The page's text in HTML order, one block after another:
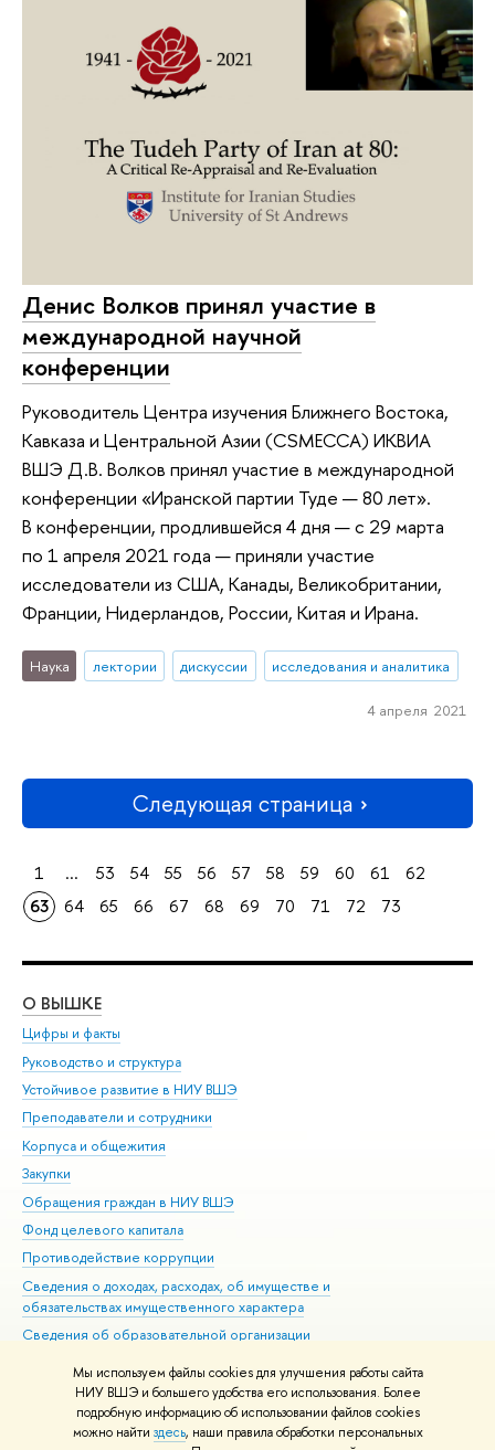
Мы используем файлы cookies для улучшения работы сайта
НИУ ВШЭ и большего удобства его использования. Более
подробную информацию об использовании файлов cookies
можно найти здесь, наши правила обработки персональных
Денис Волков принял участие в
международной научной
конференции
Руководитель Центра изучения Ближнего Востока,
Кавказа и Центральной Азии (CSMECCA) ИКВИА
ВШЭ Д.В. Волков принял участие в международной
конференции «Иранской партии Туде — 80 лет».
В конференции, продлившейся 4 дня — с 29 марта
по 1 апреля 2021 года — приняли участие
исследователи из США, Канады, Великобритании,
Франции, Нидерландов, России, Китая и Ирана.
Наука лектории дискуссии исследования и аналитика
4 апреля 2021
Следующая страница
1 ... 53 54 55 56 57 58 59 60 61
62
63
64 65 66 67 68 69 70 71 72 73
О ВЫШКЕ
Цифры и факты
Руководство и структура
Устойчивое развитие в НИУ ВШЭ
Преподаватели и сотрудники
Корпуса и общежития
Закупки
Обращения граждан в НИУ ВШЭ
Фонд целевого капитала
Противодействие коррупции
Сведения о доходах, расходах, об имуществе и
обязательствах имущественного характера
Сведения об образовательной организации
Людям с ограниченными возможностями здоровья
Единая платежная страница
Работа в Вышке